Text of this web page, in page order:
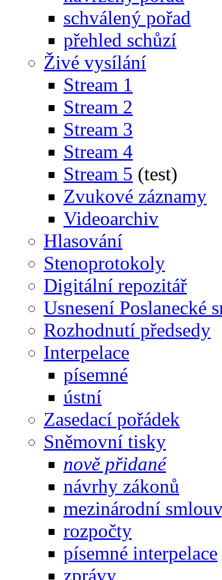
schválený pořad
přehled schůzí
Živé vysílání
Stream 1
Stream 2
Stream 3
Stream 4
Stream 5 (test)
Zvukové záznamy
Videoarchiv
Hlasování
Stenoprotokoly
Digitální repozitář
Usnesení Poslanecké
Rozhodnutí předsedy
Interpelace
písemné
ústní
Zasedací pořádek
Sněmovní tisky
nově přidané
návrhy zákonů
mezinárodní
rozpočty
písemné interpelace
zprávy